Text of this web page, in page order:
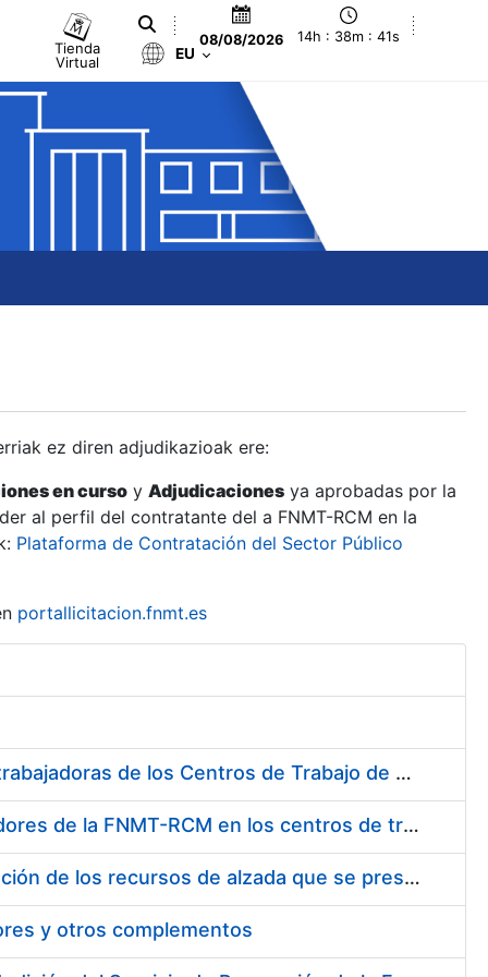
Tienda
Virtual
08/08/2026 14h : 38m : 42s
EU
ez diren adjudikazioak ere:
en curso y Adjudicaciones ya aprobadas por la
al perfil del contratante del a FNMT-RCM en la
Plataforma de Contratación del Sector Público
portallicitacion.fnmt.es
Suministro de Protectores Auditivos a medida para las personas trabajadoras de los Centros de Trabajo de Madrid y Burgos
Suministro de gafas graduadas antiproyecciones para los trabajadores de la FNMT-RCM en los centros de trabajo de Madrid y Burgos
Servicios de una empresa externa para el asesoramiento y resolución de los recursos de alzada que se presentan relacionados con procesos de selección para la FNMT-RCM
y otros complementos